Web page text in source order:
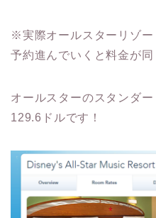
※実際オールスターリゾ
予約進んでいくと料金が
オールスターのスタンダ
129.6ドルです！